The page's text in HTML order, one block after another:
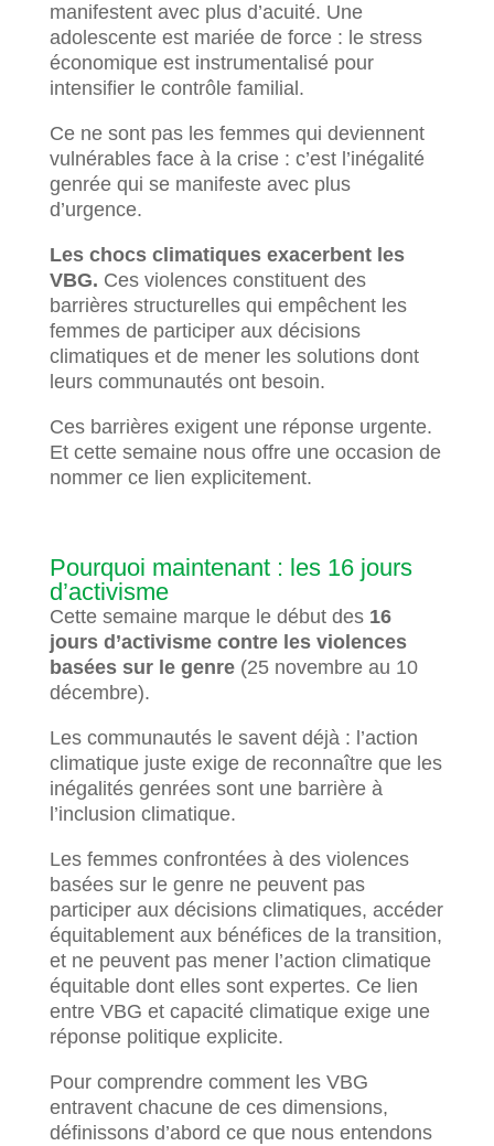
manifestent avec plus d’acuité. Une
adolescente est mariée de force : le stress
économique est instrumentalisé pour
intensifier le contrôle familial.
Ce ne sont pas les femmes qui deviennent
vulnérables face à la crise : c’est l’inégalité
genrée qui se manifeste avec plus
d’urgence.
Les chocs climatiques exacerbent les
VBG. Ces violences constituent des
barrières structurelles qui empêchent les
femmes de participer aux décisions
climatiques et de mener les solutions dont
leurs communautés ont besoin.
Ces barrières exigent une réponse urgente.
Et cette semaine nous offre une occasion de
nommer ce lien explicitement.
Pourquoi maintenant : les 16 jours
d’activisme
Cette semaine marque le début des 16
jours d’activisme contre les violences
basées sur le genre(25 novembre au 10
décembre).
Les communautés le savent déjà : l’action
climatique juste exige de reconnaître que les
inégalités genrées sont une barrière à
l’inclusion climatique.
Les femmes confrontées à des violences
basées sur le genre ne peuvent pas
participer aux décisions climatiques, accéder
équitablement aux bénéfices de la transition,
et ne peuvent pas mener l’action climatique
équitable dont elles sont expertes. Ce lien
entre VBG et capacité climatique exige une
réponse politique explicite.
Pour comprendre comment les VBG
entravent chacune de ces dimensions,
définissons d’abord ce que nous entendons